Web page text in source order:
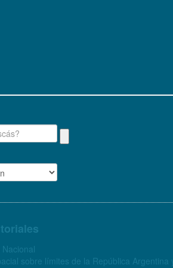
Nacional
sobre límites de la República